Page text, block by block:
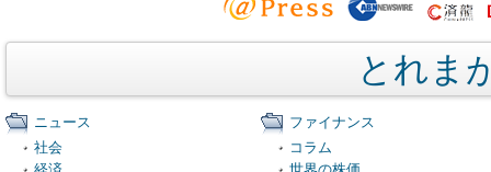
とれま
ニュース
社会
ファイナンス
コラム